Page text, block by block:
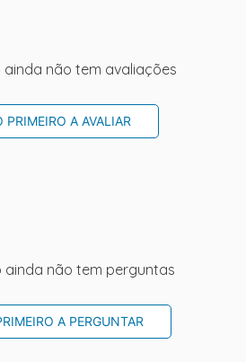
não tem avaliações
PRIMEIRO A AVALIAR
ainda não tem perguntas
A PERGUNTAR